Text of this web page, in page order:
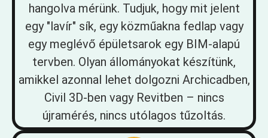
hangolva mérünk. Tudjuk, hogy mit jelent
egy "lavír" sík, egy közműakna fedlap vagy
egy meglévő épületsarok egy BIM-alapú
tervben. Olyan állományokat készítünk,
amikkel azonnal lehet dolgozni Archicadben,
Civil 3D-ben vagy Revitben – nincs
újramérés, nincs utólagos tűzoltás.